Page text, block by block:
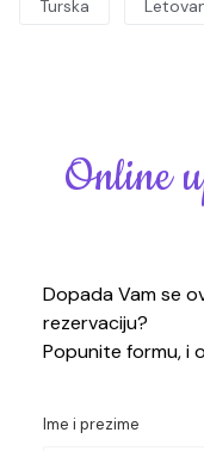
Turska
Online
Dopada Vam se
rezervaciju?
Popunite formu, i
Ime i prezime